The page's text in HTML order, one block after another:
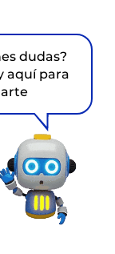
dudas?
aquí para